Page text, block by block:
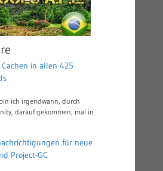
in allen 425
ich irgendwann, durch
darauf gekommen, mal in
für neue
Project-GC